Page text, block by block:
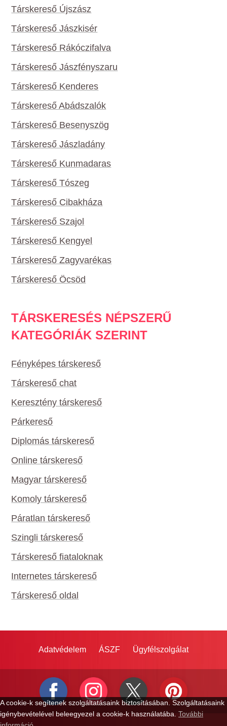
Társkereső Újszász
Társkereső Jászkisér
Társkereső Rákóczifalva
Társkereső Jászfényszaru
Társkereső Kenderes
Társkereső Abádszalók
Társkereső Besenyszög
Társkereső Jászladány
Társkereső Kunmadaras
Társkereső Tószeg
Társkereső Cibakháza
Társkereső Szajol
Társkereső Kengyel
Társkereső Zagyvarékas
Társkereső Öcsöd
TÁRSKERESÉS NÉPSZERŰ
KATEGÓRIÁK SZERINT
Fényképes társkereső
Társkereső chat
Keresztény társkereső
Párkereső
Diplomás társkereső
Online társkereső
Magyar társkereső
Komoly társkereső
Páratlan társkereső
Szingli társkereső
Társkereső fiataloknak
Internetes társkereső
Társkereső oldal
A cookie-k segítenek szolgáltatásaink biztosításában. Szolgáltatásaink
igénybevételével beleegyezel a cookie-k használatába. További
Adatvédelem ÁSZF Ügyfélszolgálat